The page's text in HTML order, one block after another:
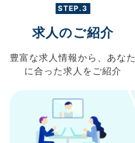
STEP.3
求人のご紹介
豊富な求人情報から、 あなた
に合った求人を ご紹介